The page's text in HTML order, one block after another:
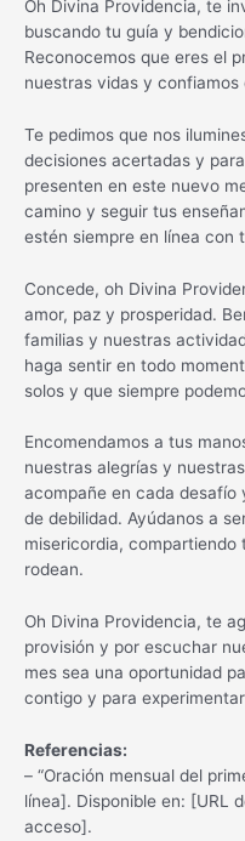
Oh Divina Providencia, te
buscando tu guía y
Reconocemos que eres el
nuestras vidas y
Te pedimos que nos
decisiones acertadas y
presenten en este nuevo
camino y seguir tus
estén siempre en línea con
Concede, oh Divina
amor, paz y prosperidad.
familias y nuestras
haga sentir en todo
solos y que siempre
Encomendamos a tus
nuestras alegrías y
acompañe en cada
de debilidad. Ayúdanos a
misericordia, compartiendo
rodean.
Oh Divina Providencia, te
provisión y por escuchar
mes sea una oportunidad
contigo y para
Referencias:
– “Oración mensual del
línea]. Disponible en: [URL
acceso].